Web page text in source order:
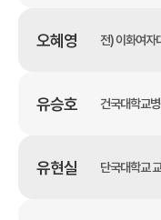
오혜영 전) 이화여자
유승호 건국대학교
유현실 단국대학교